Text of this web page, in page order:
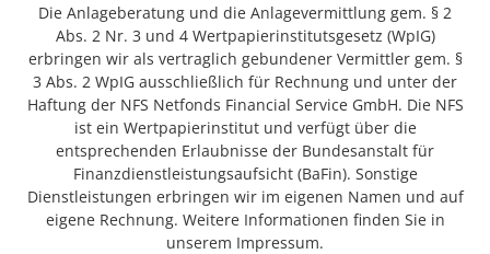
Die Anlageberatung und die Anlagevermittlung gem. § 2
Abs. 2 Nr. 3 und 4 Wertpapierinstitutsgesetz (WpIG)
erbringen wir als vertraglich gebundener Vermittler gem. §
3 Abs. 2 WpIG ausschließlich für Rechnung und unter der
Haftung der NFS Netfonds Financial Service GmbH. Die NFS
ist ein Wertpapierinstitut und verfügt über die
entsprechenden Erlaubnisse der Bundesanstalt für
Finanzdienstleistungsaufsicht (BaFin). Sonstige
Dienstleistungen erbringen wir im eigenen Namen und auf
eigene Rechnung. Weitere Informationen finden Sie in
unserem Impressum.